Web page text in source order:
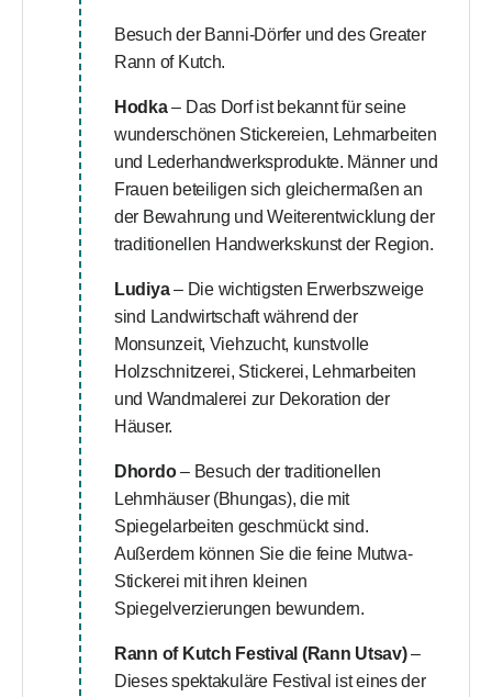
Besuch der Banni-Dörfer und des Greater
Rann of Kutch.
Hodka– Das Dorf ist bekannt für seine
wunderschönen Stickereien, Lehmarbeiten
und Lederhandwerksprodukte. Männer und
Frauen beteiligen sich gleichermaßen an
der Bewahrung und Weiterentwicklung der
traditionellen Handwerkskunst der Region.
Ludiya– Die wichtigsten Erwerbszweige
sind Landwirtschaft während der
Monsunzeit, Viehzucht, kunstvolle
Holzschnitzerei, Stickerei, Lehmarbeiten
und Wandmalerei zur Dekoration der
Häuser.
Dhordo– Besuch der traditionellen
Lehmhäuser (Bhungas), die mit
Spiegelarbeiten geschmückt sind.
Außerdem können Sie die feine Mutwa-
Stickerei mit ihren kleinen
Spiegelverzierungen bewundern.
Rann of Kutch Festival (Rann Utsav)–
Dieses spektakuläre Festival ist eines der